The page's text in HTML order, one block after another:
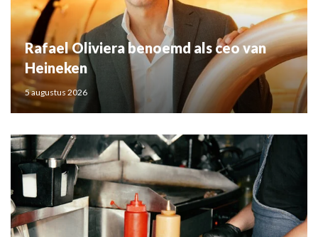
Rafael Oliviera benoemd als ceo van
Heineken
5 augustus 2026